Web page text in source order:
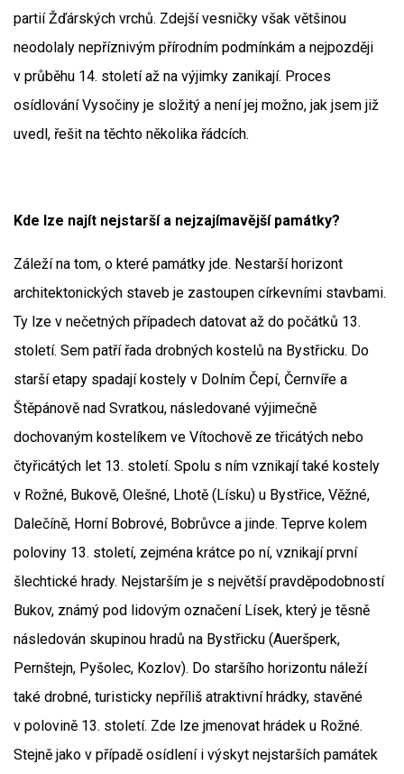
partií Žďárských vrchů. Zdejší vesničky však většinou
neodolaly nepříznivým přírodním podmínkám a nejpozději
v průběhu 14. století až na výjimky zanikají. Proces
osídlování Vysočiny je složitý a není jej možno, jak jsem již
uvedl, řešit na těchto několika řádcích.
Kde lze najít nejstarší a nejzajímavější památky?
Záleží na tom, o které památky jde. Nestarší horizont
architektonických staveb je zastoupen církevními stavbami.
Ty lze v nečetných případech datovat až do počátků 13.
století. Sem patří řada drobných kostelů na Bystřicku. Do
starší etapy spadají kostely v Dolním Čepí, Černvíře a
Štěpánově nad Svratkou, následované výjimečně
dochovaným kostelíkem ve Vítochově ze třicátých nebo
čtyřicátých let 13. století. Spolu s ním vznikají také kostely
v Rožné, Bukově, Olešné, Lhotě (Lísku) u Bystřice, Věžné,
Dalečíně, Horní Bobrové, Bobrůvce a jinde. Teprve kolem
poloviny 13. století, zejména krátce po ní, vznikají první
šlechtické hrady. Nejstarším je s největší pravděpodobností
Bukov, známý pod lidovým označení Lísek, který je těsně
následován skupinou hradů na Bystřicku (Aueršperk,
Pernštejn, Pyšolec, Kozlov). Do staršího horizontu náleží
také drobné, turisticky nepříliš atraktivní hrádky, stavěné
v polovině 13. století. Zde lze jmenovat hrádek u Rožné.
Stejně jako v případě osídlení i výskyt nejstarších památek